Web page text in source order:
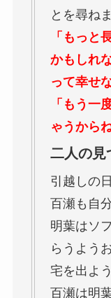
とを尋ね
「もっと
かもしれ
って幸せ
「もう一
ゃうから
二人の見
引越しの
百瀬も自
明葉はソ
らうよう
宅を出よ
百瀬は明